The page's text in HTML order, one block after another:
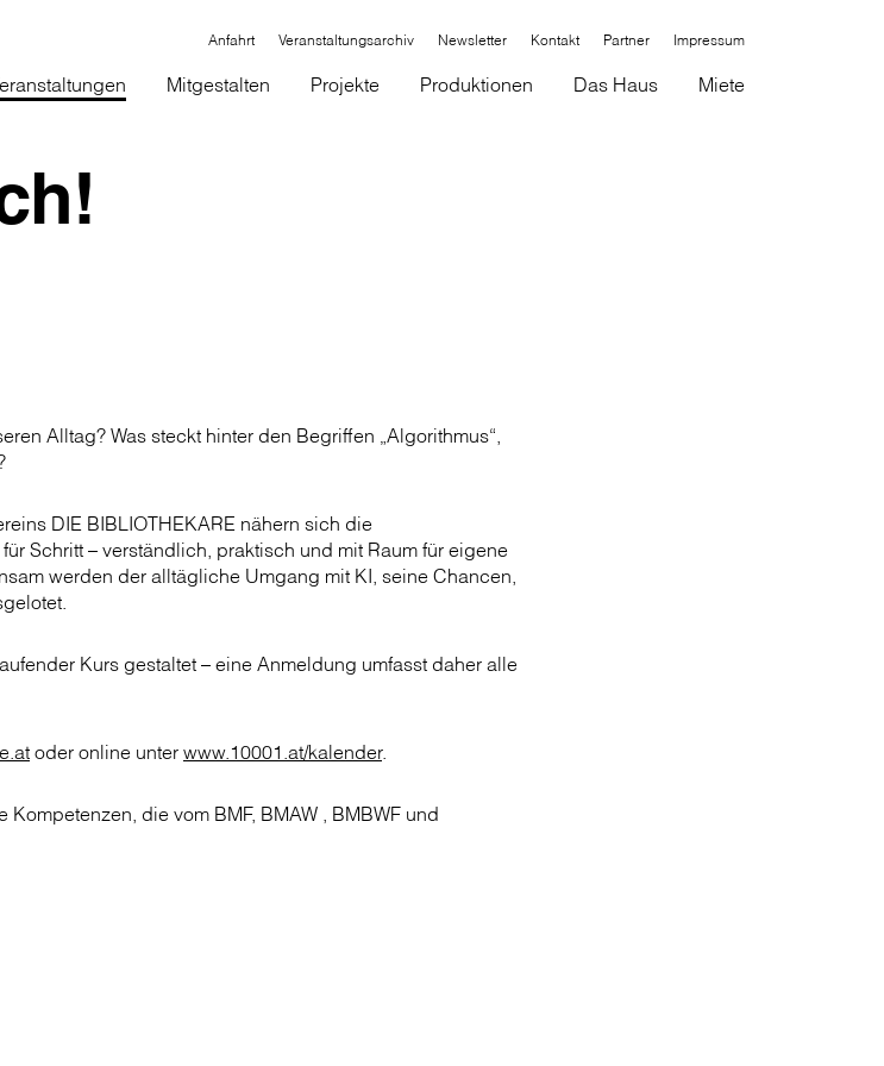
Anfahrt Veranstaltungsarchiv Newsletter Kontakt Partner Impressum
Mitgestalten Projekte Produktionen Das Haus Miete
Alltag? Was steckt hinter den Begriffen „Algorithmus“,
DIE BIBLIOTHEKARE nähern sich die
Schritt – verständlich, praktisch und mit Raum für eigene
werden der alltägliche Umgang mit KI, seine Chancen,
Kurs gestaltet – eine Anmeldung umfasst daher alle
oder online unter www.10001.at/kalender.
Kompetenzen, die vom BMF, BMAW , BMBWF und